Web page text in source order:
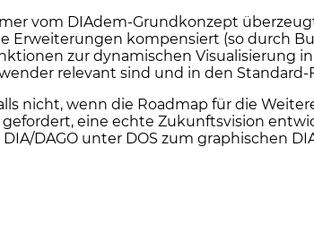
vom DIAdem-Grundkonzept
Erweiterungen kompensiert (so durch
zur dynamischen Visualisierung
relevant sind und in den
nicht, wenn die Roadmap für die
eine echte Zukunftsvision
DAGO unter DOS zum graphischen